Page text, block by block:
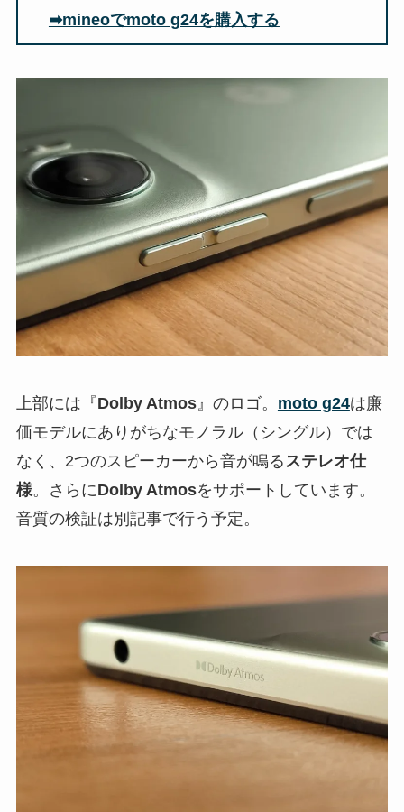
➡mineoでmoto g24を購入する
上部には『Dolby Atmos』のロゴ。 moto g24は廉
価モデルにありがちなモノラル（シングル）では
なく、2つのスピーカーから音が鳴るステレオ仕
様。さらにDolby Atmosをサポートしています。
音質の検証は別記事で行う予定。